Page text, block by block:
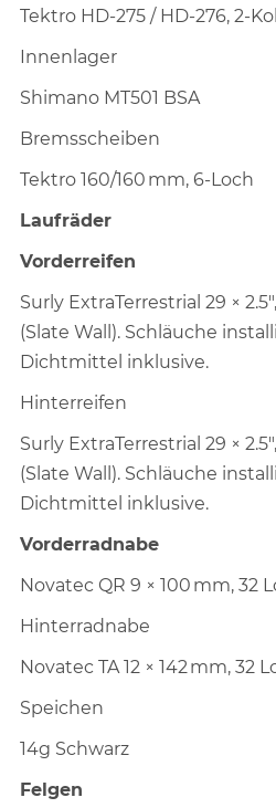
Tektro HD-275 / HD-276, 2-
Innenlager
Shimano MT501 BSA
Bremsscheiben
Tektro 160/160 mm, 6-Loch
Laufräder
Vorderreifen
Surly ExtraTerrestrial 29 ×
(Slate Wall). Schläuche
Dichtmittel inklusive.
Hinterreifen
Surly ExtraTerrestrial 29 ×
(Slate Wall). Schläuche
Dichtmittel inklusive.
Vorderradnabe
Novatec QR 9 × 100 mm, 32
Hinterradnabe
Novatec TA 12 × 142 mm, 32
Speichen
14g Schwarz
Felgen